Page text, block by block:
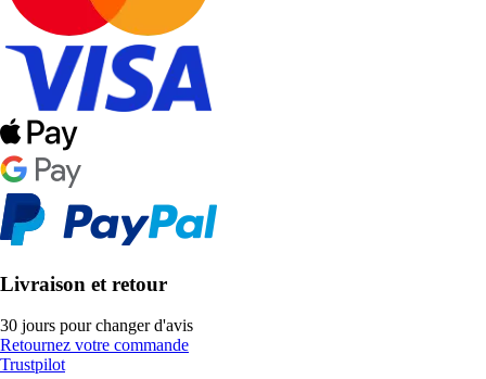
Livraison et retour
30 jours pour changer d'avis
Retournez votre commande
Trustpilot